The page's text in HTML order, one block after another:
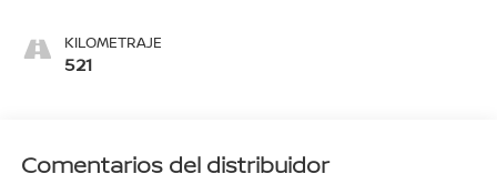
KILOMETRAJE
521
Comentarios del distribuidor